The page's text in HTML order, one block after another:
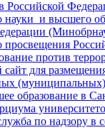
Российской
науки и высшего
просвещения
против
для
образование в
по надзору в